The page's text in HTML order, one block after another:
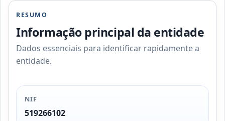
RESUMO
Informação principal da entidade
Dados essenciais para identificar rapidamente a
entidade.
NIF
519266102